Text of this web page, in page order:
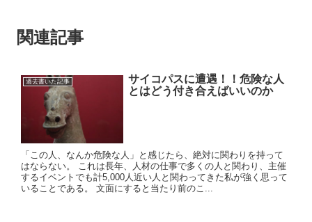
関連記事
過去書いた記事
サイコパスに遭遇！！危険な人
とはどう付き合えばいいのか
「この人、なんか危険な人」と感じたら、絶対に関わりを持って
はならない。 これは長年、人材の仕事で多くの人と関わり、主催
するイベントでも計5,000人近い人と関わってきた私が強く思って
いることである。 文面にすると当たり前のこ...